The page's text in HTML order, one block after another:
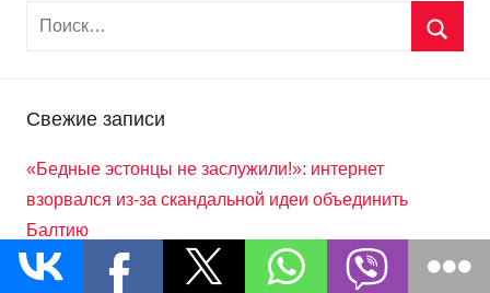
Свежие записи
«Бедные эстонцы не заслужили!»: интернет
взорвался из-за скандальной идеи объединить
Балтию
Москва применила оружие Судного дня. Результаты